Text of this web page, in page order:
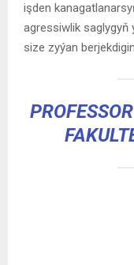
işden
agressiwlik saglygyň
size zyýan